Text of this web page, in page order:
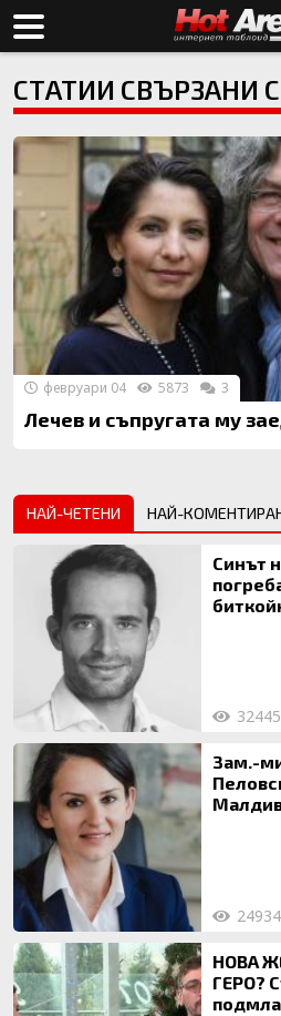
СТАТИИ СВЪРЗАНИ
Лечев и съпругата му
февруари 04 5873 3
НАЙ-ЧЕТЕНИ НАЙ-
Синът
32445
Зам.-
24934
НОВА
ГЕРО?